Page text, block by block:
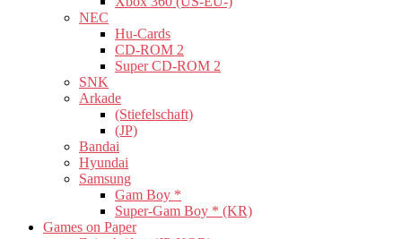
NEC
Hu-Cards
CD-ROM 2
Super CD-ROM 2
SNK
Arkade
(Stiefelschaft)
(JP)
Bandai
Hyundai
Samsung
Gam Boy *
Super-Gam Boy * (KR)
Games on Paper